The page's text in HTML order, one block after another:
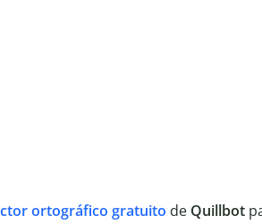
ortográfico gratuito de Quillbot